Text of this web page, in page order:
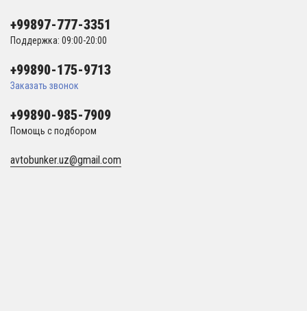
+99897-777-3351
Поддержка: 09:00-20:00
+99890-175-9713
Заказать звонок
+99890-985-7909
Помощь с подбором
avtobunker.uz@gmail.com